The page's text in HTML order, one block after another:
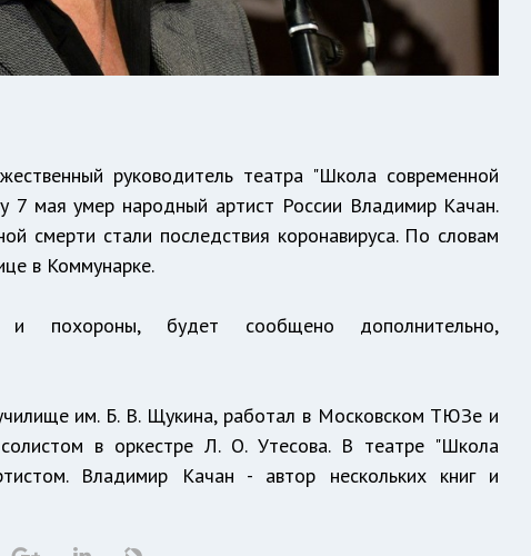
руководитель театра "Школа современной
7 мая умер народный артист России Владимир Качан.
смерти стали последствия коронавируса. По словам
в Коммунарке.
будет сообщено дополнительно,
им. Б. В. Щукина, работал в Московском ТЮЗе и
в оркестре Л. О. Утесова. В театре "Школа
Владимир Качан - автор нескольких книг и